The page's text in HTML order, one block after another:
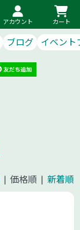
アカウント カート
ブログ イベント
| 価格順 | 新着順